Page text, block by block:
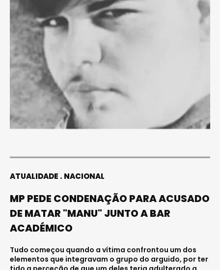
ATUALIDADE NACIONAL
MP PEDE CONDENAÇÃO PARA ACUSADO
DE MATAR "MANU" JUNTO A BAR
ACADÉMICO
Tudo começou quando a vítima confrontou um dos
elementos que integravam o grupo do arguido, por ter